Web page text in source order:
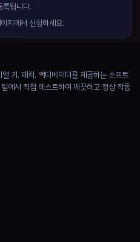
됩니다.
지에서 신청하세요.
키, 패치, 액티베이터를 제공하는 소프트
에서 직접 테스트하여 깨끗하고 정상 작동